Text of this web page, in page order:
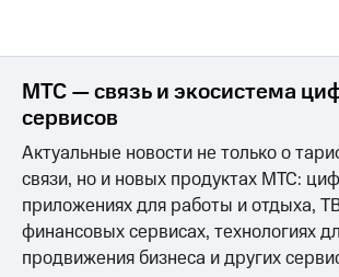
Перейти
на
eSIM
Для дома
и подключите
ТВ
с выгодным
Личный
кабинет
интернета
и
ТВ
кабинет
спутникового
ТВ
Скачать
МТС — связь и экосистема
сервисов
Актуальные новости не только о
связи, но и новых продуктах МТС:
приложениях для работы и отдыха,
финансовых сервисах, технологиях
продвижения бизнеса и других